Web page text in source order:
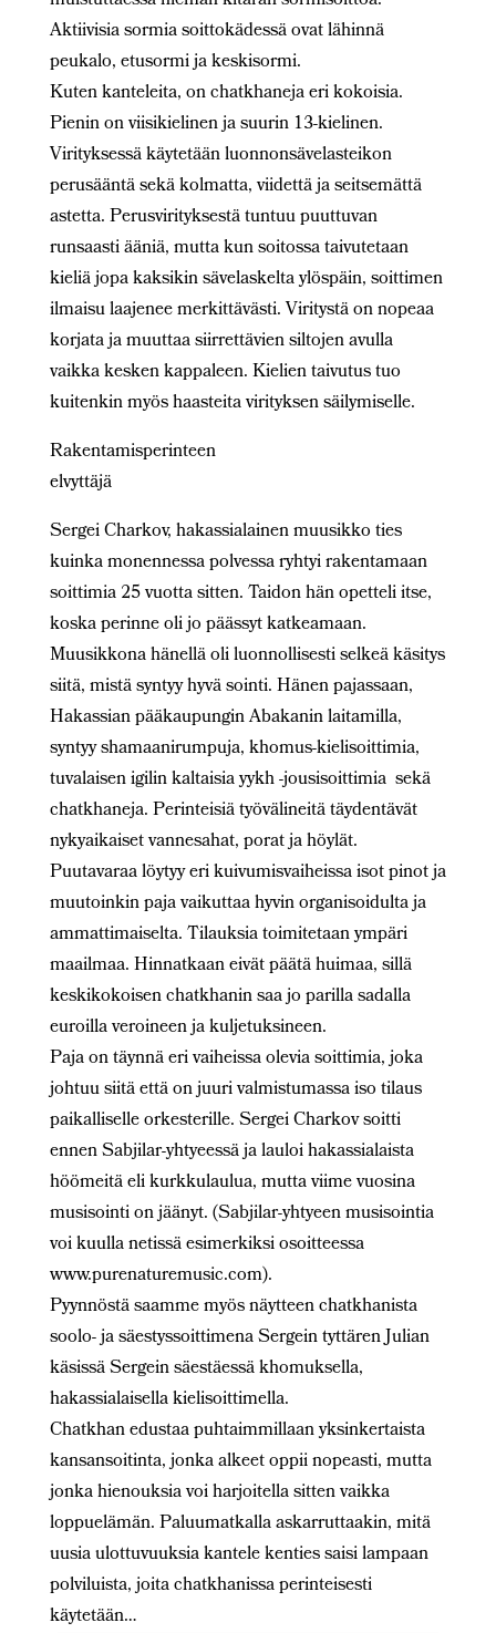
Aktiivisia sormia soittokädessä ovat lähinnä
peukalo, etusormi ja keskisormi.
Kuten kanteleita, on chatkhaneja eri kokoisia.
Pienin on viisikielinen ja suurin 13-kielinen.
Virityksessä käytetään luonnonsävelasteikon
perusääntä sekä kolmatta, viidettä ja seitsemättä
astetta. Perusvirityksestä tuntuu puuttuvan
runsaasti ääniä, mutta kun soitossa taivutetaan
kieliä jopa kaksikin sävelaskelta ylöspäin, soittimen
ilmaisu laajenee merkittävästi. Viritystä on nopeaa
korjata ja muuttaa siirrettävien siltojen avulla
vaikka kesken kappaleen. Kielien taivutus tuo
kuitenkin myös haasteita virityksen säilymiselle.
Rakentamisperinteen
elvyttäjä
Sergei Charkov, hakassialainen muusikko ties
kuinka monennessa polvessa ryhtyi rakentamaan
soittimia 25 vuotta sitten. Taidon hän opetteli itse,
koska perinne oli jo päässyt katkeamaan.
Muusikkona hänellä oli luonnollisesti selkeä käsitys
siitä, mistä syntyy hyvä sointi. Hänen pajassaan,
Hakassian pääkaupungin Abakanin laitamilla,
syntyy shamaanirumpuja, khomus-kielisoittimia,
tuvalaisen igilin kaltaisia yykh -jousisoittimia sekä
chatkhaneja. Perinteisiä työvälineitä täydentävät
nykyaikaiset vannesahat, porat ja höylät.
Puutavaraa löytyy eri kuivumisvaiheissa isot pinot ja
muutoinkin paja vaikuttaa hyvin organisoidulta ja
ammattimaiselta. Tilauksia toimitetaan ympäri
maailmaa. Hinnatkaan eivät päätä huimaa, sillä
keskikokoisen chatkhanin saa jo parilla sadalla
euroilla veroineen ja kuljetuksineen.
Paja on täynnä eri vaiheissa olevia soittimia, joka
johtuu siitä että on juuri valmistumassa iso tilaus
paikalliselle orkesterille. Sergei Charkov soitti
ennen Sabjilar-yhtyeessä ja lauloi hakassialaista
höömeitä eli kurkkulaulua, mutta viime vuosina
musisointi on jäänyt. (Sabjilar-yhtyeen musisointia
voi kuulla netissä esimerkiksi osoitteessa
www.purenaturemusic.com).
Pyynnöstä saamme myös näytteen chatkhanista
soolo- ja säestyssoittimena Sergein tyttären Julian
käsissä Sergein säestäessä khomuksella,
hakassialaisella kielisoittimella.
Chatkhan edustaa puhtaimmillaan yksinkertaista
kansansoitinta, jonka alkeet oppii nopeasti, mutta
jonka hienouksia voi harjoitella sitten vaikka
loppuelämän. Paluumatkalla askarruttaakin, mitä
uusia ulottuvuuksia kantele kenties saisi lampaan
polviluista, joita chatkhanissa perinteisesti
käytetään…